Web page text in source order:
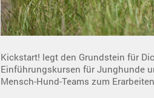
Kickstart! legt den Grundstein für
Einführungskursen für Junghunde
Mensch-Hund-Teams zum